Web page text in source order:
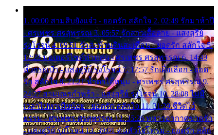
1. 00:00 สามสิบยังแจ๋ว - ยอดรัก สลักใจ 2. 02:49 รักมาห้าปี
- ศรเพชร ศรสุพรรณ 3. 05:57 รักสาวเสื้อลาย - แสงสุรีย์
รุ่งโรจน์ 4. 09:51 รักสะท้านดินสะเทือน - ยอดรัก สลักใจ 5.
12:23 มอเตอร์ไซค์ทำหล่น - ศรเพชร ศรสุพรรณ 6. 14:49
หิ้วกระเป๋า - แสงสุรีย์ รุ่งโรจน์ 7. 17:57 รักเผื่อเลือก - ยอด
รัก สลักใจ 8. 21:21 น้ำตาไอ้หนุ่ม - ศรเพชร ศรสุพรรณ 9.
24:27 สามเณรกำพร้า - แสงสุรีย์ รุ่งโรจน์ 10. 28:08 ไม่มี
เวลาไปหาเมียน้อย - ยอดรัก สลักใจ 11. 31:29 ชีวิตไอ้
ธรรม - ศรเพชร ศรสุพรรณ 12. 35:26 ทหารอากาศขาดรัก
- แสงสุรีย์ รุ่งโรจน์ 13. 39:01 คนหัวใจโทรม - ยอดรัก สลัก